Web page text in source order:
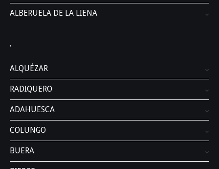
ALBERUELA DE LA LIENA
.
ALQUÉZAR
RADIQUERO
ADAHUESCA
COLUNGO
BUERA